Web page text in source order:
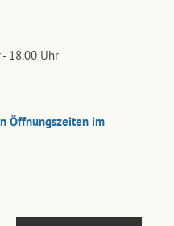
18.00 Uhr
Öffnungszeiten im